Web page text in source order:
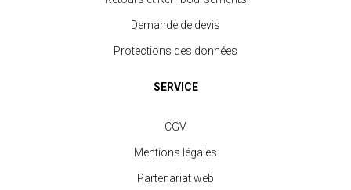
Demande de devis
Protections des données
SERVICE
CGV
Mentions légales
Partenariat web